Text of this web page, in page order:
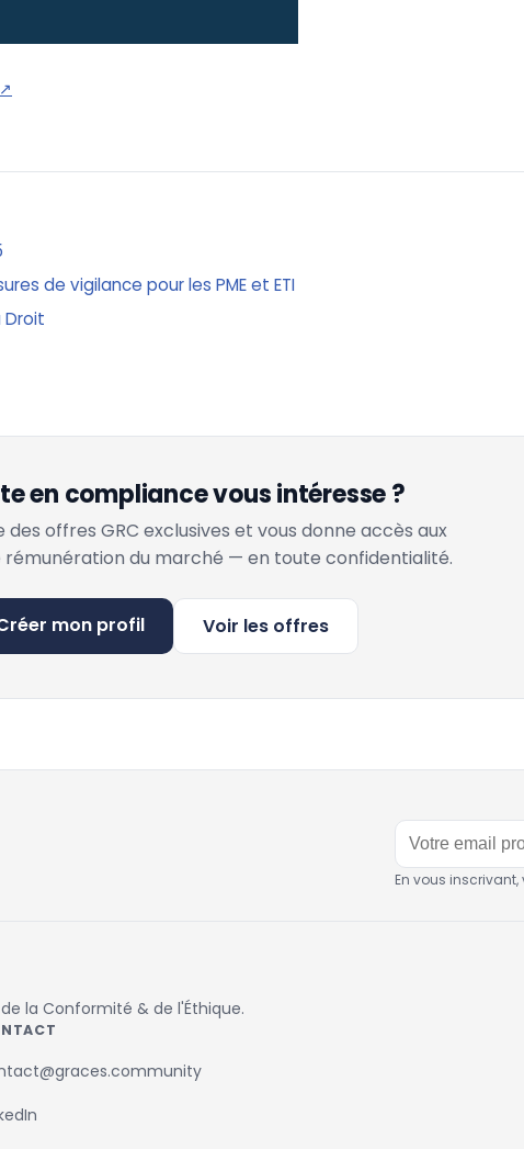
↗
de vigilance pour les PME et ETI
Droit
en compliance vous intéresse ?
des offres GRC exclusives et vous donne accès aux
du marché — en toute confidentialité.
mon profil Voir les offres
En vous
la Conformité & de l'Éthique.